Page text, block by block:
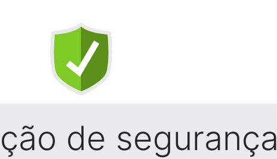
de segurança